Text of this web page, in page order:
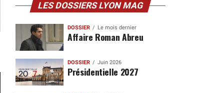
LES DOSSIERS LYON MAG
DOSSIER Le mois dernier
Affaire Roman Abreu
DOSSIER Juin 2026
Présidentielle 2027